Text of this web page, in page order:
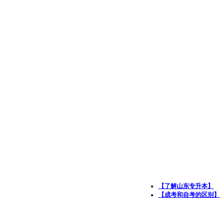
【了解山东专升本】
【成考和自考的区别】